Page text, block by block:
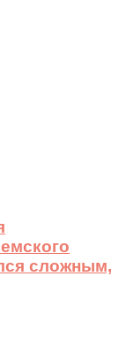
сложным,